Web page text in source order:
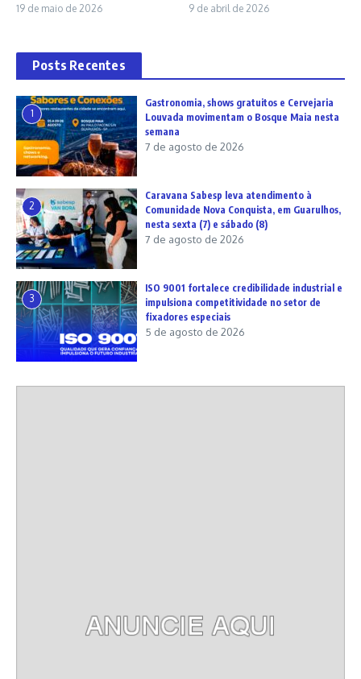
19 de maio de 2026 9 de abril de 2026
Posts Recentes
1
Gastronomia, shows gratuitos e Cervejaria
Louvada movimentam o Bosque Maia nesta
semana
7 de agosto de 2026
2
Caravana Sabesp leva atendimento à
Comunidade Nova Conquista, em Guarulhos,
nesta sexta (7) e sábado (8)
7 de agosto de 2026
3
ISO 9001 fortalece credibilidade industrial e
impulsiona competitividade no setor de
fixadores especiais
5 de agosto de 2026